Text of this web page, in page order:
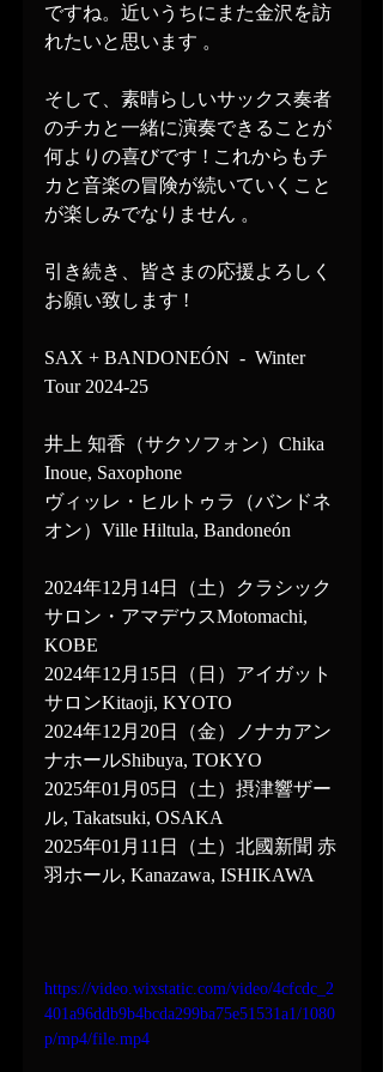
ですね。近いうちにまた金沢を訪
れたいと思います 。
そして、素晴らしいサックス奏者
のチカと一緒に演奏できることが
何よりの喜びです ! これからもチ
カと音楽の冒険が続いていくこと
が楽しみでなりません 。
引き続き、皆さまの応援よろしく
お願い致します !
SAX + BANDONEÓN  -  Winter
Tour 2024-25
井上 知香（サクソフォン）Chika
Inoue, Saxophone
ヴィッレ・ヒルトゥラ（バンドネ
オン）Ville Hiltula, Bandoneón
2024年12月14日（土）クラシック
サロン・アマデウスMotomachi,
KOBE
2024年12月15日（日）アイガット
サロンKitaoji, KYOTO
2024年12月20日（金）ノナカアン
ナホールShibuya, TOKYO
2025年01月05日（土）摂津響ザー
ル, Takatsuki, OSAKA
2025年01月11日（土）北國新聞 赤
羽ホール, Kanazawa, ISHIKAWA
https://video.wixstatic.com/video/4cfcdc_2
401a96ddb9b4bcda299ba75e51531a1/1080
p/mp4/file.mp4